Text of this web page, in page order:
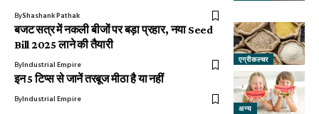
ByShashank Pathak
एग्रीकल्चर
बजट सत्र में नकली बीजों पर बड़ा प्रहार, नया Seed
Bill 2025 लाने की तैयारी
ByIndustrial Empire
अन्य
इन 5 टिप्स से जानें तरबूज मीठा है या नहीं
ByIndustrial Empire